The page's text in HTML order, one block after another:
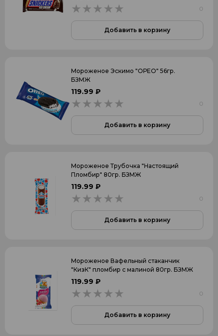
0
Добавить в корзину
Мороженое Эскимо "ОРЕО" 56гр.
БЗМЖ
119.99 ₽
0
Добавить в корзину
Мороженое Трубочка "Настоящий
Пломбир" 80гр. БЗМЖ
119.99 ₽
0
Добавить в корзину
Мороженое Вафельный стаканчик
"КизК" пломбир с малиной 80гр. БЗМЖ
119.99 ₽
0
Добавить в корзину